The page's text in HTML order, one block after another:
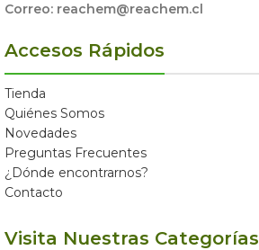
Correo: reachem@reachem.cl
Accesos Rápidos
Tienda
Quiénes Somos
Novedades
Preguntas Frecuentes
¿Dónde encontrarnos?
Contacto
Visita Nuestras Categorías